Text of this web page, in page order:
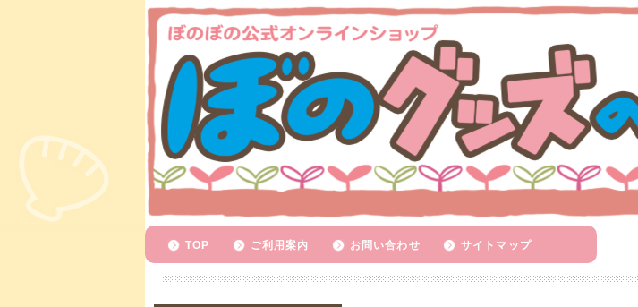
TOP ご利用案内 お問い合わせ サイトマップ